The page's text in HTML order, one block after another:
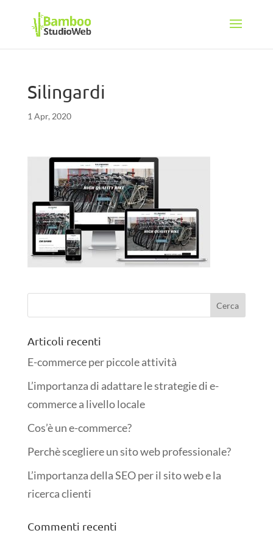
Silingardi
1 Apr, 2020
Articoli recenti
E-commerce per piccole attività
L’importanza di adattare le strategie di e-
commerce a livello locale
Cos’è un e-commerce?
Perchè scegliere un sito web professionale?
L’importanza della SEO per il sito web e la
ricerca clienti
Commenti recenti